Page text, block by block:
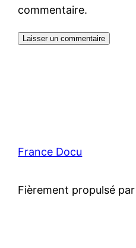
commentaire.
France Docu
Fièrement propulsé